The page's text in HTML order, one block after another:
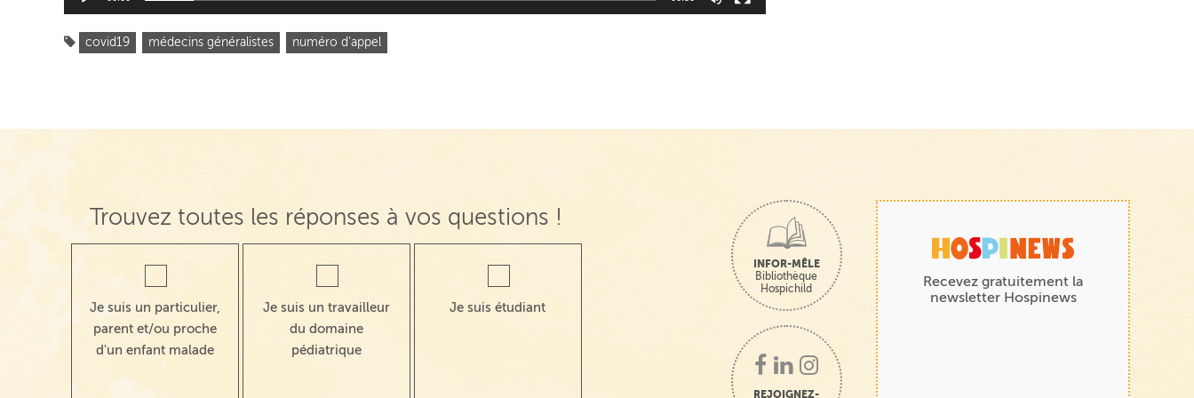
covid19 médecins généralistes numéro d'appel
Trouvez toutes les réponses à vos questions !
Je suis un particulier,
parent et/ou proche
d'un enfant malade
Je suis un travailleur
du domaine
pédiatrique
Je suis étudiant
INFOR-MÊLE
Bibliothèque
Hospichild
REJOIGNEZ-
Recevez gratuitement la
newsletter Hospinews